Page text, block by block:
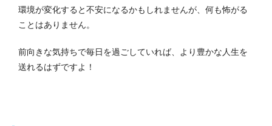
環境が変化すると不安になるかもしれませんが、何も怖がる
ことはありません。
前向きな気持ちで毎日を過ごしていれば、より豊かな人生を
送れるはずですよ！